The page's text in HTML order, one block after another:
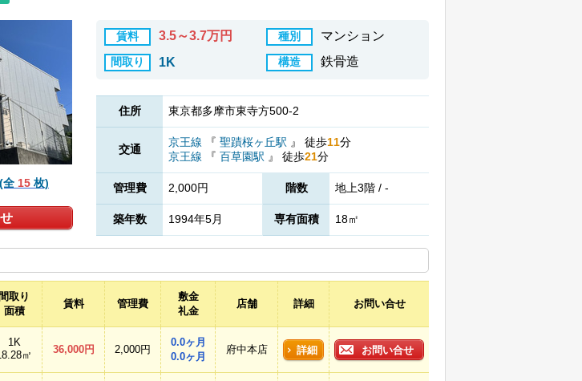
全 15 枚)
賃料 3.5～3.7万円 種別 マンション
間取り 1K 構造 鉄骨造
住所 東京都多摩市東寺方500-2
交通
京王線 『 聖蹟桜ヶ丘駅 』 徒歩11分
京王線
『 百草園駅 』 徒歩21分
管理費 2,000円 階数 地上3階 / -
築年数 1994年5月 専有面積 18㎡
間取り
面積
賃料 管理費
敷金
礼金
店舗 詳細 お問い合せ
1K
㎡
36,000円 2,000円
0.0ヶ月
0.0ヶ月
府中本店 詳細 お問い合せ